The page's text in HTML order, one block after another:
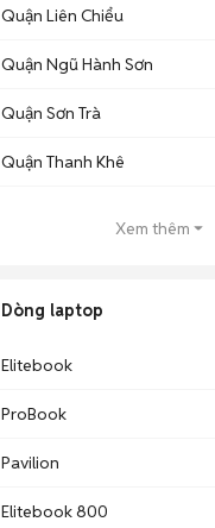
Quận Liên Chiểu
Quận Ngũ Hành Sơn
Quận Sơn Trà
Quận Thanh Khê
Xem thêm
Dòng laptop
Elitebook
ProBook
Pavilion
Elitebook 800